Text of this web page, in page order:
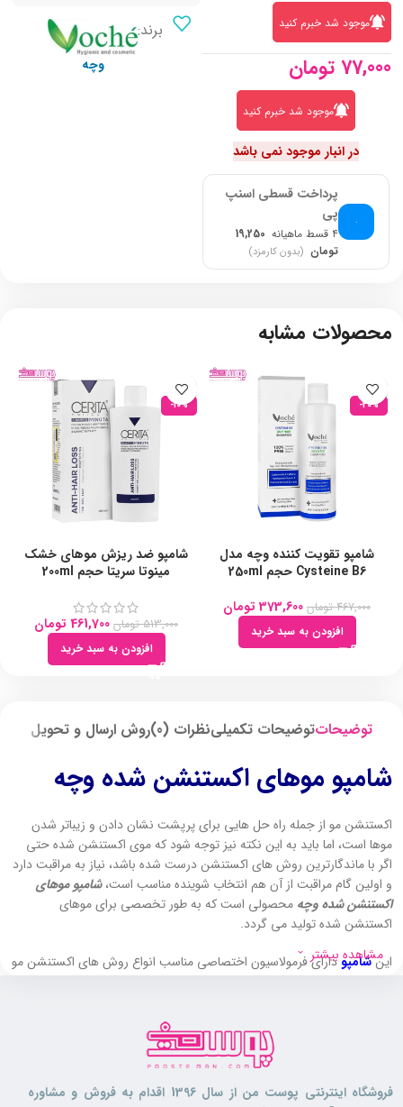
موجود شد خبرم کنید
77,000 تومان
موجود شد خبرم کنید
در انبار موجود نمی باشد
پرداخت قسطی اسنپ
پی
۴ قسط ماهیانه
19,250
تومان (بدون کارمزد)
برند:
وچه
محصولات مشابه
-20%
شامپو تقویت کننده وچه مدل
Cysteine B6 حجم 250ml
467,000 تومان 373,600 تومان
افزودن به سبد خرید
-10%
شامپو ضد ریزش موهای خشک
مینوتا سریتا حجم 200ml
513,000 تومان 461,700 تومان
افزودن به سبد خرید
توضیحاتتوضیحات تکمیلینظرات (0) روش ارسال و تحویل
شامپو موهای اکستنشن شده وچه
اکستنشن مو از جمله راه حل هایی برای پرپشت نشان دادن و زیباتر شدن
موها است، اما باید به این نکته نیز توجه شود که موی اکستنشن شده حتی
اگر با ماندگارترین روش های اکستنشن درست شده باشد، نیاز به مراقبت دارد
و اولین گام مراقبت از آن هم انتخاب شوینده مناسب است،شامپو موهای
اکستنشن شده وچه محصولی است که به طور تخصصی برای موهای
اکستنشن شده تولید می گردد.
اینشامپودارای فرمولاسیون اختصاصی مناسب انواع روش های اکستنشن مو
با موهای طبیعی و مصنوعی می باشد، بهافزایش دوام چسب هاکمک کرده
کاهش خارش و التهاب کف سرمی گردد،ضد قارچ و ضد باکتری
و به حفظ کیفیت و رنگ موهای اضافه شده کمک می کند.
فاقد سولفات، پارابن، سییکون و … بوده، نرم کننده و آبرسان عمیق موها می
مشاهده بیشتر
فروشگاه اینترنتی پوست من از سال 1396 اقدام به فروش و مشاوره